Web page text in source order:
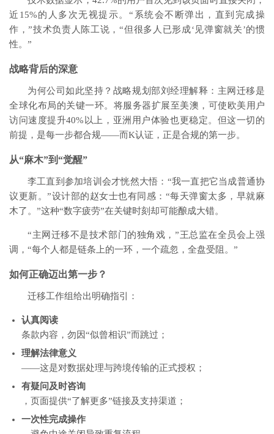
近15%的人多次无视提示。“系统会不断弹出，直到完成操
作，”技术负责人陈工说，“但很多人已形成‘见弹窗就关’的惯
性。”
战略背后的深意
为何公司如此坚持？战略规划部刘经理解释：主网迁移是
全球化布局的关键一环。将服务器扩展至美澳，可使欧美用户
访问速度提升40%以上，亚洲用户体验也更稳定。但这一切的
前提，是每一步都合规——而K认证，正是合规的第一步。
从“麻木”到“觉醒”
李工直到参加培训会才恍然大悟：“我一直把它当成普通协
议更新。”设计部的赵女士也有同感：“每天弹窗太多，早就麻
木了。”这种“数字疲劳”在关键时刻却可能酿成大错。
“主网迁移不是技术部门的独角戏，”王总监在全员会上强
调，“每个人都是链条上的一环，一个疏忽，全盘受阻。”
如何正确迈出第一步？
迁移工作组给出明确指引：
认真阅读
条款内容，勿因“似曾相识”而跳过；
理解法律意义
——这是对数据处理与跨境传输的正式授权；
有疑问及时咨询
，页面提供“了解更多”链接及支持渠道；
一次性完成操作